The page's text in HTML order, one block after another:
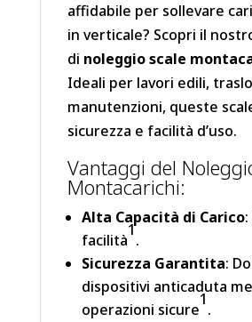
affidabile per sollevare
in verticale? Scopri il
di noleggio scale
Ideali per lavori edili,
manutenzioni, queste
sicurezza e facilità d’uso.
Vantaggi del
Montacarichi:
Alta Capacità di Carico:
facilità
1
.
Sicurezza Garantita:
dispositivi anticaduta
operazioni sicure
1
.